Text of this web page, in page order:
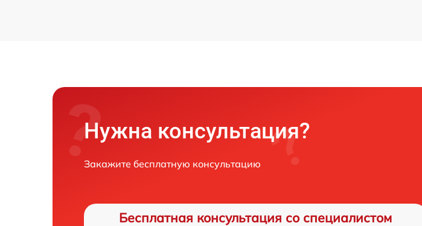
Нужна консультация?
Закажите бесплатную консультацию
Бесплатная консультация со специалистом